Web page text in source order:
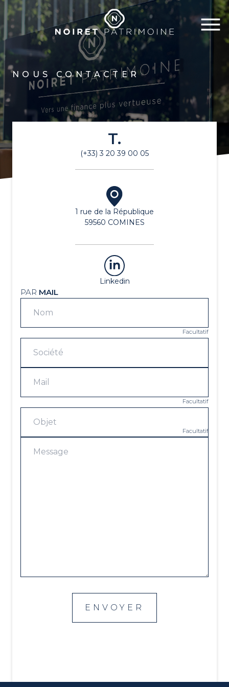
NOUS CONTACTER
T.
(+33) 3 20 39 00 05
1 rue de la République
59560 COMINES
Linkedin
PAR MAIL
Facultatif
Facultatif
Facultatif